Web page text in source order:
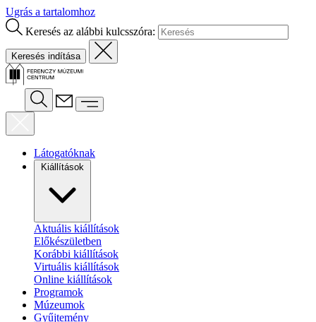
Ugrás a tartalomhoz
Keresés az alábbi kulcsszóra:
Látogatóknak
Kiállítások
Aktuális kiállítások
Előkészületben
Korábbi kiállítások
Virtuális kiállítások
Online kiállítások
Programok
Múzeumok
Gyűjtemény